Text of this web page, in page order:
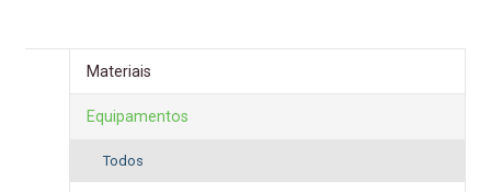
Materiais
Todos
Crepinas
Equipamentos
Todos